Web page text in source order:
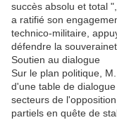
succès absolu et total
a ratifié son
technico-militaire,
défendre la
Soutien au dialogue
Sur le plan politique,
d'une table de
secteurs de
partiels en quête de